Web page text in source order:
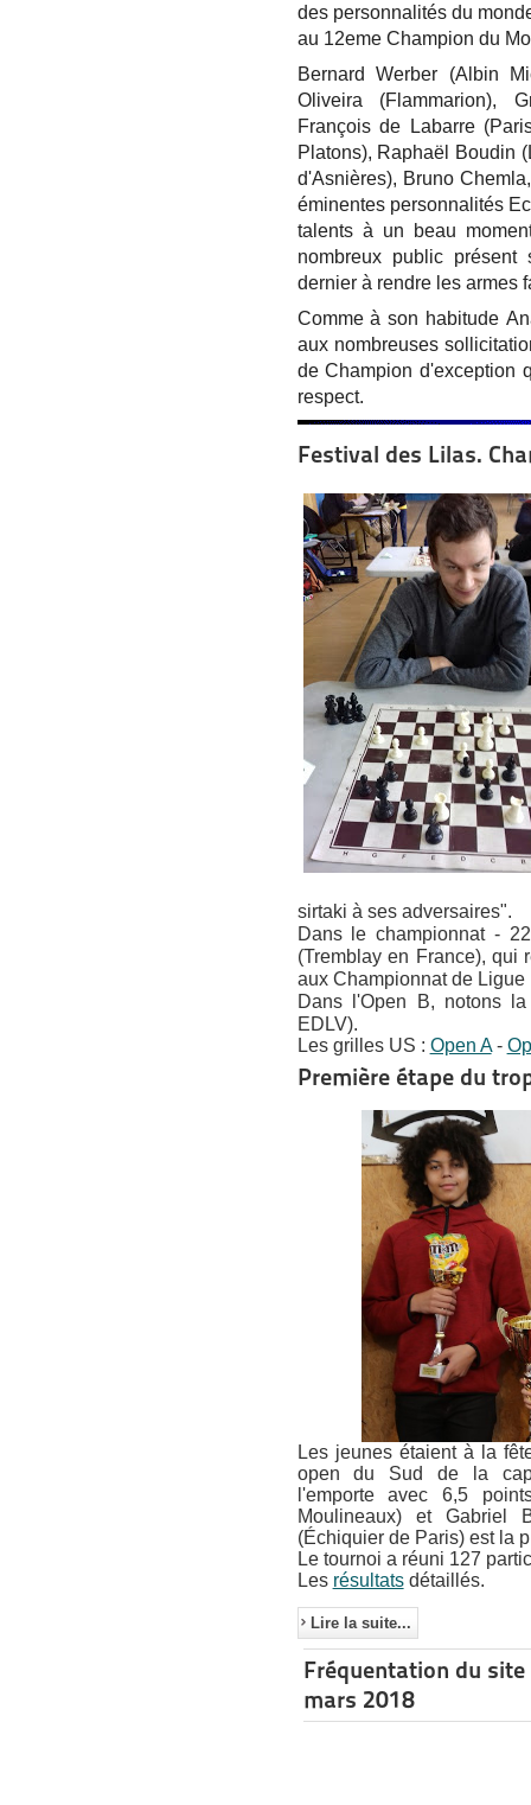
des personnalités du
au 12eme Champion du
Bernard Werber (Albin
Oliveira (Flammarion),
François de Labarre
Platons), Raphaël Boudin
d'Asnières), Bruno
éminentes personnalités
talents à un beau
nombreux public
dernier à rendre les armes
Comme à son habitude
aux nombreuses
de Champion d'exception
respect.
Festival des Lilas.
sirtaki à ses adversaires".
Dans le championnat -
(Tremblay en France),
aux Championnat de
Dans l'Open B, notons
EDLV).
Les grilles US : Open A-
Première étape du
Les jeunes étaient à la
open du Sud de la
l'emporte avec 6,5
Moulineaux) et Gabriel
(Échiquier de Paris) est la
Le tournoi a réuni 127
Les résultatsdétaillés.
Lire la suite...
Fréquentation du
mars 2018